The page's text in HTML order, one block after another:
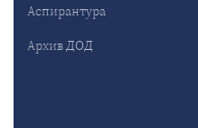
Аспирантура
Архив ДОД